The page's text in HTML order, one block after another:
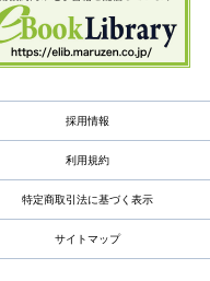
採用情報
利用規約
特定商取引法に基づく表示
サイトマップ